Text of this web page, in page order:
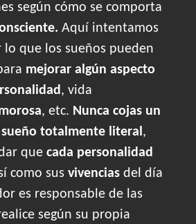
según cómo se comporta
Aquí intentamos
lo que los sueños pueden
mejorar algún aspecto
, vida
, etc. Nunca cojas un
totalmente literal,
que cada personalidad
como sus vivencias del día
es responsable de las
según su propia